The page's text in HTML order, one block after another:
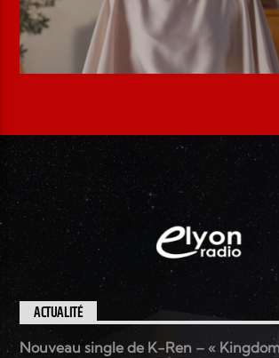
ACTUALITÉ
Nouveau single de K-Ren – «